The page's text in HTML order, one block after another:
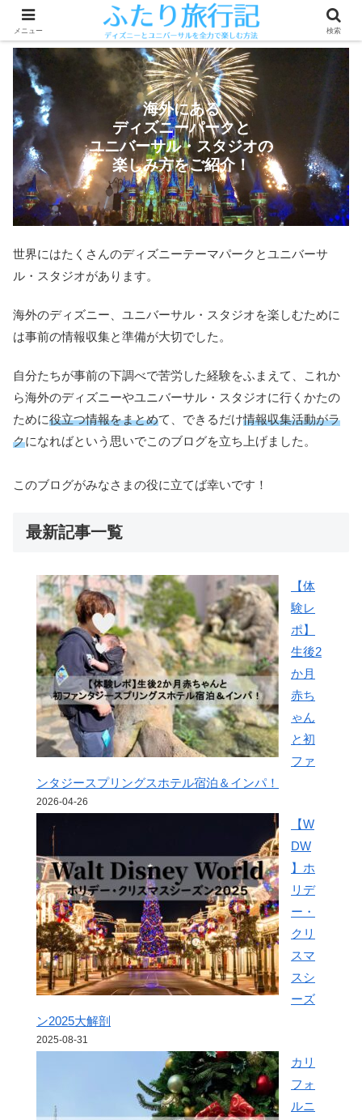
海外にある
ディズニーパークと
ユニバーサル・スタジオの
楽しみ方をご紹介！
世界にはたくさんのディズニーテーマパークとユニバーサ
ル・スタジオがあります。
海外のディズニー、ユニバーサル・スタジオを楽しむために
は事前の情報収集と準備が大切でした。
自分たちが事前の下調べで苦労した経験をふまえて、これか
ら海外のディズニーやユニバーサル・スタジオに行くかたの
ために役立つ情報をまとめて、できるだけ情報収集活動がラ
クになればという思いでこのブログを立ち上げました。
このブログがみなさまの役に立てば幸いです！
最新記事一覧
【体
験レ
ポ】
生後2
か月
赤ち
ゃん
と初
ファ
ンタジースプリングスホテル宿泊＆インパ！
2026-04-26
【W
DW
】ホ
リデ
ー・
クリ
スマ
スシ
ーズ
ン2025大解剖
2025-08-31
カリ
フォ
ルニ
メニュー 検索